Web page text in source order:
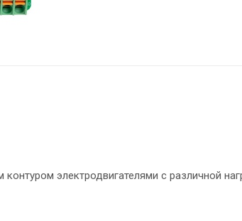
электродвигателями с различной